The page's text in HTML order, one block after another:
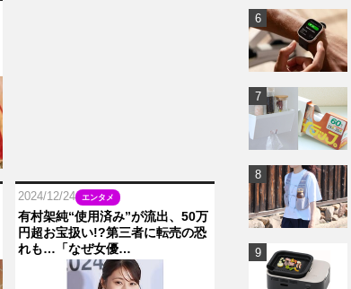
2024/12/24 エンタメ
有村架純“使用済み”が流出、50万
円超お宝扱い!?第三者に転売の恐
れも…「なぜ女優…